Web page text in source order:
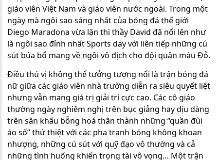
giáo viên Việt Nam và giáo viên nước ngoài. Trong một
ngày mà ngôi sao sáng nhất của bóng đá thế giới
Diego Maradona vừa lặn thì thầy David đã nổi lên như
là ngôi sao đỉnh nhất Sports day với liên tiếp những cú
sút búa bổ mang về ngôi vô địch cho đội quân màu Đỏ.
Điều thú vị không thể tưởng tượng nổi là trận bóng đá
nữ giữa các giáo viên nhà trường diễn ra siêu quyết liệt
nhưng vẫn mang giá trị giải trí cực cao. Các cô giáo
thường ngày nghiêm nghị trên bục giảng hay dịu dàng
trên sân khấu bỗng hoá thân thành những “quần đùi
áo số” thứ thiệt với các pha tranh bóng không khoan
nhượng, những cú sút với quỹ đạo vô thường và cả
những tình huống khiến trọng tài vô vọng… Một trận